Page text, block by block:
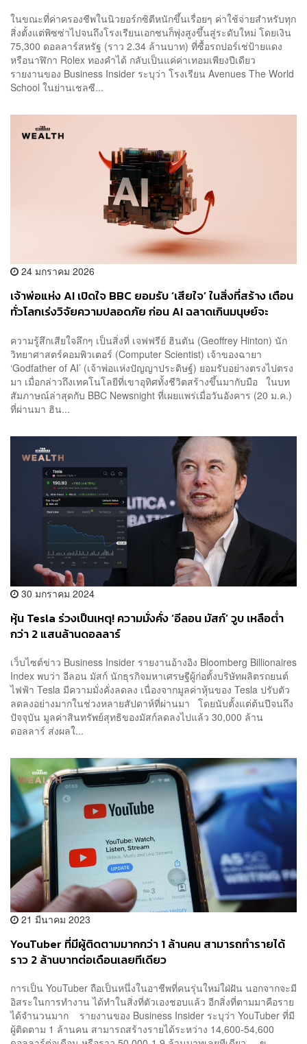
ในขณะที่ค่าครองชีพในนิวยอร์กซิตีหนักขึ้นเรื่อยๆ ค่าใช้จ่ายสำหรับทุก
สิ่งตั้งแต่พิซซ่าไปจนถึงโรงเรียนเอกชนก็พุ่งสูงขึ้นสู่ระดับใหม่ โดยเงิน
75,300 ดอลลาร์สหรัฐ (ราว 2.34 ล้านบาท) ที่ซื้อรถปอร์เช่ป้ายแดง
หรือนาฬิกา Rolex ทองคำได้ กลับเป็นแค่ค่าเทอมเพียงปีเดียว
รายงานของ Business Insider ระบุว่า โรงเรียน Avenues The World
School ในย่านเชลซี...
24 มกราคม 2026
เจ้าพ่อแห่ง AI เปิดใจ BBC ยอมรับ ‘เสียใจ’ ในสิ่งที่สร้าง เตือน
ทั่วโลกเร่งวิจัยความปลอดภัย ก่อน AI ฉลาดเกินมนุษย์จะ
ความรู้สึกเสียใจลึกๆ เป็นสิ่งที่ เจฟฟรีย์ ฮินตัน (Geoffrey Hinton) นัก
วิทยาศาสตร์คอมพิวเตอร์ (Computer Scientist) เจ้าของฉายา
‘Godfather of AI’ (เจ้าพ่อแห่งปัญญาประดิษฐ์) ยอมรับอย่างตรงไปตรง
มา เมื่อกล่าวถึงเทคโนโลยีที่เขาอุทิศทั้งชีวิตสร้างขึ้นมากับมือ ในบท
สัมภาษณ์ล่าสุดกับ BBC Newsnight ที่เผยแพร่เมื่อวันอังคาร (20 ม.ค.)
ที่ผ่านมา ฮิน...
30 มกราคม 2024
หุ้น Tesla ร่วงเป็นเหตุ! ความมั่งคั่ง ‘อีลอน มัสก์’ วูบ เหลือต่ำ
กว่า 2 แสนล้านดอลลาร์
เว็บไซต์ข่าว Business Insider รายงานอ้างอิง Bloomberg Billionaires
Index พบว่า อีลอน มัสก์ นักธุรกิจมหาเศรษฐีผู้ก่อตั้งบริษัทผลิตรถยนต์
ไฟฟ้า Tesla มีความมั่งคั่งลดลง เนื่องจากมูลค่าหุ้นของ Tesla ปรับตัว
ลดลงอย่างมากในช่วงหลายสัปดาห์ที่ผ่านมา โดยนับตั้งแต่ต้นปีจนถึง
ปัจจุบัน มูลค่าสินทรัพย์สุทธิของมัสก์ลดลงไปแล้ว 30,000 ล้าน
ดอลลาร์ ส่งผลใ...
21 มีนาคม 2023
YouTuber ที่มีผู้ติดตามมากกว่า 1 ล้านคน สามารถทำรายได้
ราว 2 ล้านบาทต่อเดือนเลยทีเดียว
การเป็น YouTuber ถือเป็นหนึ่งในอาชีพที่คนรุ่นใหม่ใฝ่ฝัน นอกจากจะมี
อิสระในการทำงาน ได้ทำในสิ่งที่ตัวเองชอบแล้ว อีกสิ่งที่ตามมาคือราย
ได้จำนวนมาก รายงานของ Business Insider ระบุว่า YouTuber ที่มี
ผู้ติดตาม 1 ล้านคน สามารถสร้างรายได้ระหว่าง 14,600-54,600